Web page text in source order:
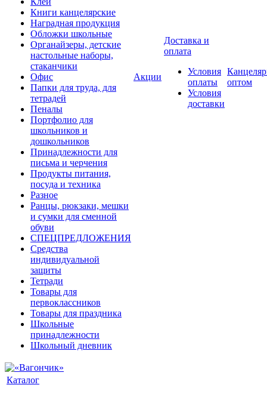
Книги канцелярские
Наградная продукция
Обложки школьные
Органайзеры, детские
настольные наборы,
стаканчики
Офис
Папки для труда, для
тетрадей
Пеналы
Портфолио для
школьников и
дошкольников
Принадлежности для
письма и черчения
Продукты питания,
посуда и техника
Разное
Ранцы, рюкзаки, мешки
и сумки для сменной
обуви
СПЕЦПРЕДЛОЖЕНИЯ
Средства
индивидуальной
защиты
Тетради
Товары для
первоклассников
Товары для праздника
Школьные
принадлежности
Школьный дневник
Акции
Доставка и
оплата
Условия
оплаты
Условия
доставки
оптом
Каталог